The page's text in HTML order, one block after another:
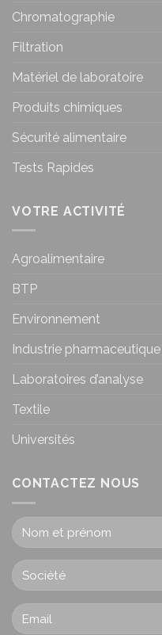
Chromatographie
Filtration
Matériel de laboratoire
Produits chimiques
Sécurité alimentaire
Tests Rapides
VOTRE ACTIVITÉ
Agroalimentaire
BTP
Environnement
Industrie pharmaceutique
Laboratoires d’analyse
Textile
Universités
CONTACTEZ NOUS